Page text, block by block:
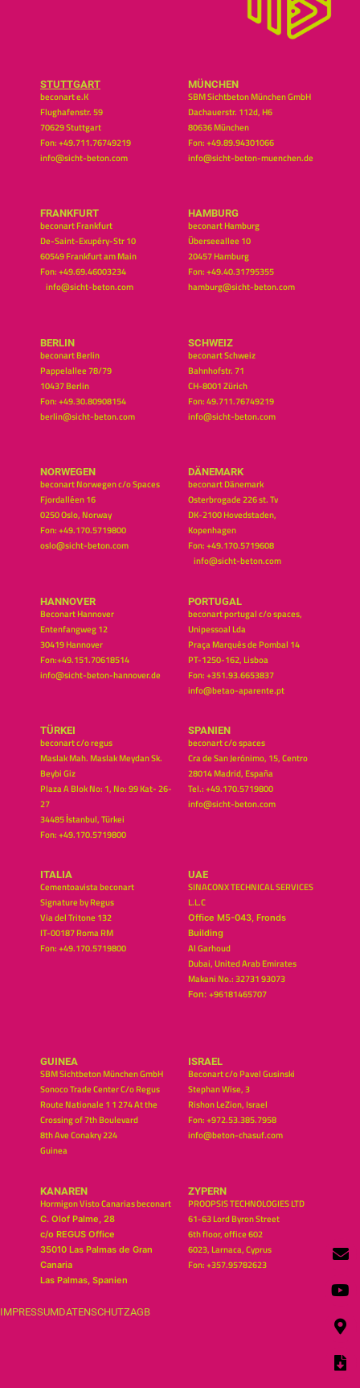
STUTTGART
beconart e.K
Flughafenstr. 59
70629 Stuttgart
Fon: +49.711.76749219
info@sicht-beton.com
MÜNCHEN
SBM Sichtbeton München GmbH
Dachauerstr. 112d, H6
80636 München
Fon: +49.89.94301066
info@sicht-beton-muenchen.de
FRANKFURT
beconart Frankfurt
De-Saint-Exupéry-Str 10
60549 Frankfurt am Main
Fon: +49.69.46003234
info@sicht-beton.com
HAMBURG
beconart Hamburg
Überseeallee 10
20457 Hamburg
Fon: +49.40.31795355
hamburg@sicht-beton.com
BERLIN
beconart Berlin
Pappelallee 78/79
10437 Berlin
Fon: +49.30.80908154
berlin@sicht-beton.com
SCHWEIZ
beconart Schweiz
Bahnhofstr. 71
CH-8001 Zürich
Fon: 49.711.76749219
info@sicht-beton.com
NORWEGEN
beconart Norwegen c/o Spaces
Fjordalléen 16
0250 Oslo, Norway
Fon: +49.170.5719800
oslo@sicht-beton.com
DÄNEMARK
beconart Dänemark
Osterbrogade 226 st. Tv
DK-2100 Hovedstaden,
Kopenhagen
Fon: +49.170.5719608
info@sicht-beton.com
HANNOVER
Beconart Hannover
Entenfangweg 12
30419 Hannover
Fon:+49.151.70618514
info@sicht-beton-hannover.de
PORTUGAL
beconart portugal c/o spaces,
Unipessoal Lda
Praça Marquês de Pombal 14
PT-1250-162, Lisboa
Fon: +351.93.6653837
info@betao-aparente.pt
TÜRKEI
beconart c/o regus
Maslak Mah. Maslak Meydan Sk.
Beybi Giz
Plaza A Blok No: 1, No: 99 Kat- 26-
27
34485 İstanbul, Türkei
Fon: +49.170.5719800
SPANIEN
beconart c/o spaces
Cra de San Jerónimo, 15, Centro
28014 Madrid, España
Tel.: +49.170.5719800
info@sicht-beton.com
ITALIA
Cementoavista beconart
Signature by Regus
Via del Tritone 132
IT-00187 Roma RM
Fon: +49.170.5719800
UAE
SINACONX TECHNICAL SERVICES
L.L.C
Office M5-043, Fronds
Building
Al Garhoud
Dubai, United Arab Emirates
Makani No.: 32731 93073
Fon: +96181465707
GUINEA
SBM Sichtbeton München GmbH
Sonoco Trade Center C/o Regus
Route Nationale 1 1 274 At the
Crossing of 7th Boulevard
8th Ave Conakry 224
Guinea
ISRAEL
Beconart c/o Pavel Gusinski
Stephan Wise, 3
Rishon LeZion, Israel
Fon: +972.53.385.7958
info@beton-chasuf.com
KANAREN
Hormigon Visto Canarias beconart
C. Olof Palme, 28
c/o REGUS Office
35010 Las Palmas de Gran
Canaria
Las Palmas, Spanien
ZYPERN
PROOPSIS TECHNOLOGIES LTD
61-63 Lord Byron Street
6th floor, office 602
6023, Larnaca, Cyprus
Fon: +357.95782623
IMPRESSUMDATENSCHUTZAGB